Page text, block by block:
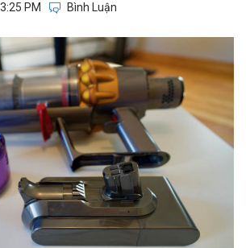
PM Bình Luận